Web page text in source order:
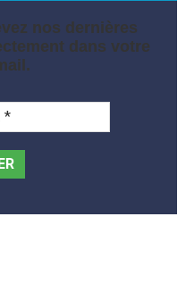
nos dernières
dans votre